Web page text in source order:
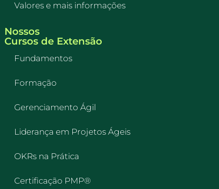
Valores e mais informações
Nossos
Cursos de Extensão
Fundamentos
Formação
Gerenciamento Ágil
Liderança em Projetos Ágeis
OKRs na Prática
Certificação PMP®